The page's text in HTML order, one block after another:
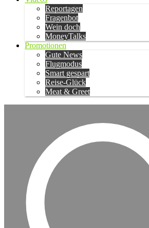
Reportagen
Fragenbot
Wein doch
MoneyTalks
Promotionen
Gute News
Flugmodus
Smart gespart
Reise-Glück
Meat & Greet